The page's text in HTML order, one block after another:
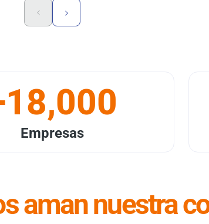
Empresas
aman nuestra